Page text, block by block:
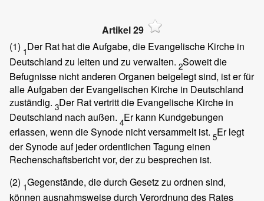
Artikel 29
(1) 1Der Rat hat die Aufgabe, die Evangelische Kirche in
Deutschland zu leiten und zu verwalten. 2Soweit die
Befugnisse nicht anderen Organen beigelegt sind, ist er für
alle Aufgaben der Evangelischen Kirche in Deutschland
zuständig. 3Der Rat vertritt die Evangelische Kirche in
Deutschland nach außen. 4Er kann Kundgebungen
erlassen, wenn die Synode nicht versammelt ist. 5Er legt
der Synode auf jeder ordentlichen Tagung einen
Rechenschaftsbericht vor, der zu besprechen ist.
(2) 1Gegenstände, die durch Gesetz zu ordnen sind,
können ausnahmsweise durch Verordnung des Rates